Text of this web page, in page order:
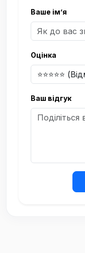
Ваше ім’я
Оцінка
Ваш відгук